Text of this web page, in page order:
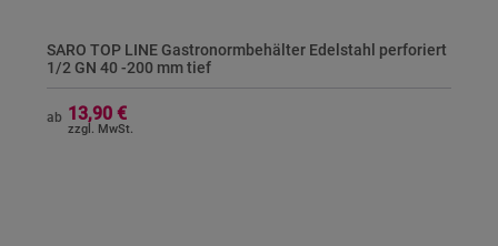
SARO TOP LINE Gastronormbehälter Edelstahl perforiert
1/2 GN 40 -200 mm tief
ab 13,90 €